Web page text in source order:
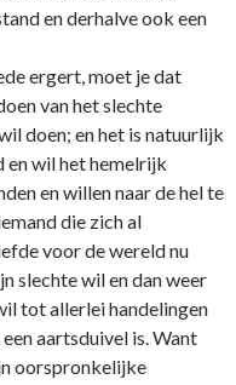
en derhalve ook een
ergert, moet je dat
van het slechte
doen; en het is natuurlijk
en wil het hemelrijk
en willen naar de hel te
die zich al
voor de wereld nu
slechte wil en dan weer
tot allerlei handelingen
aartsduivel is. Want
oorspronkelijke